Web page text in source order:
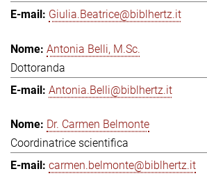
Giulia.Beatrice@biblhertz.it
Antonia Belli, M.Sc.
Dottoranda
Antonia.Belli@biblhertz.it
Dr. Carmen Belmonte
Coordinatrice scientifica
carmen.belmonte@biblhertz.it